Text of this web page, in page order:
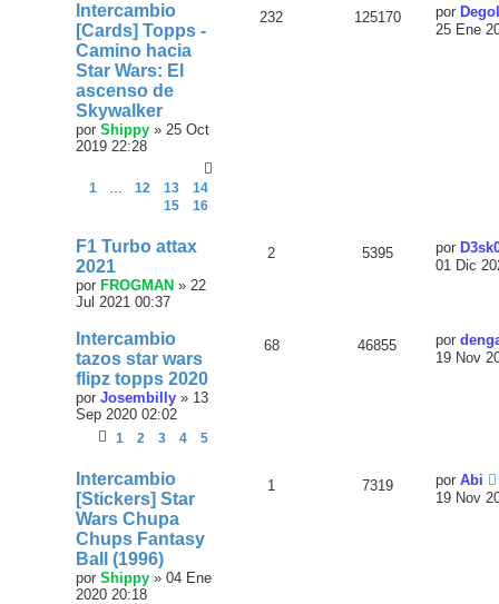
Intercambio
[Cards] Topps -
Camino hacia
Star Wars: El
ascenso de
Skywalker
por Shippy » 25 Oct
2019 22:28
1 12 13
14
15
16
232 125170 por
25 Ene
F1 Turbo attax
2021
por FROGMAN » 22
Jul 2021 00:37
2 5395 por
01 Dic
Intercambio
tazos star wars
flipz topps 2020
por Josembilly » 13
Sep 2020 02:02
1 2 3 4 5
68 46855 por
19 Nov
Intercambio
[Stickers] Star
Wars Chupa
Chups Fantasy
Ball (1996)
por Shippy » 04 Ene
2020 20:18
1 7319 por Abi
19 Nov